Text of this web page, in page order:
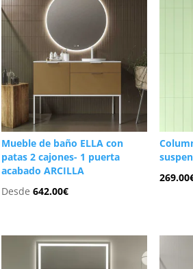
Mueble de baño ELLA con
patas 2 cajones- 1 puerta
acabado ARCILLA
Desde642.00€
269.00